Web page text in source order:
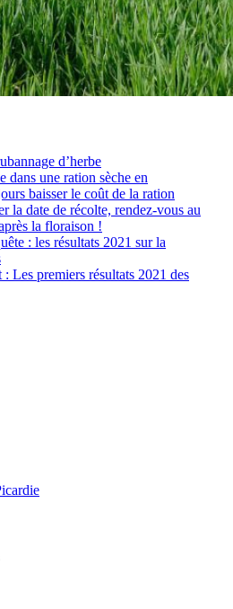
d’herbe
dans une ration sèche en
baisser le coût de la ration
la date de récolte, rendez-vous au
la floraison !
: les résultats 2021 sur la
Les premiers résultats 2021 des